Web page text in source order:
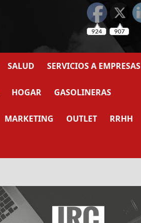
SALUD SERVICIOS A EMPRESAS
HOGAR GASOLINERAS
MARKETING OUTLET RRHH